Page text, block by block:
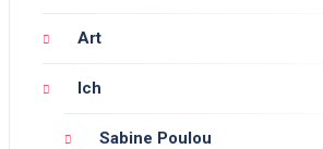
Art
Ich
Sabine Poulou